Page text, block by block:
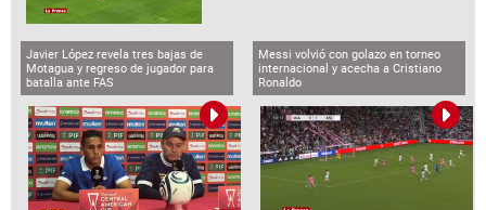
Javier López revela tres bajas de
Motagua y regreso de jugador para
batalla ante FAS
Messi volvió con golazo en torneo
internacional y acecha a Cristiano
Ronaldo